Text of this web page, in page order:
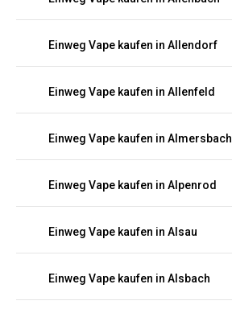
Einweg Vape kaufen in Allendorf
Einweg Vape kaufen in Allenfeld
Einweg Vape kaufen in Almersbach
Einweg Vape kaufen in Alpenrod
Einweg Vape kaufen in Alsau
Einweg Vape kaufen in Alsbach